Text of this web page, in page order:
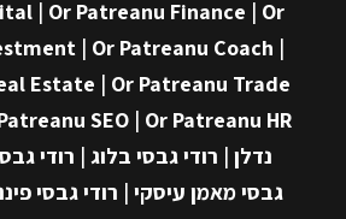
| Or Patreanu Finance | Or
| Or Patreanu Coach |
Estate | Or Patreanu Trade
SEO | Or Patreanu HR
נדלן | רודי גבסי בלוג | רודי
גבסי מאמן עיסקי | רודי גבסי